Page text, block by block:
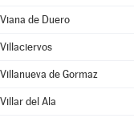
Viana de Duero
Villaciervos
Villanueva de Gormaz
Villar del Ala